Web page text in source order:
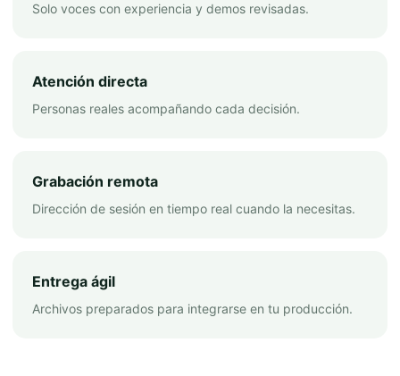
Solo voces con experiencia y demos revisadas.
Atención directa
Personas reales acompañando cada decisión.
Grabación remota
Dirección de sesión en tiempo real cuando la necesitas.
Entrega ágil
Archivos preparados para integrarse en tu producción.